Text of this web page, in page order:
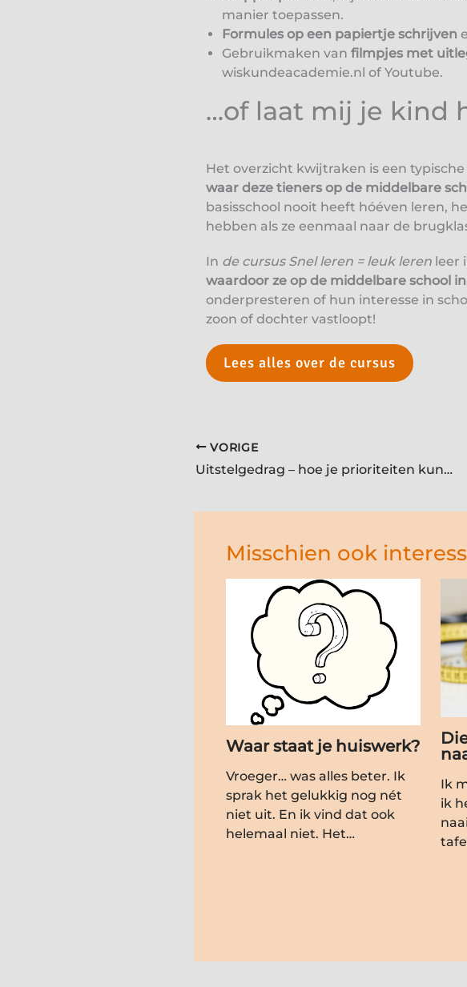
manier toepassen.
Formules op een papiertje schrijven
Gebruikmaken van filmpjes met
wiskundeacademie.nl of Youtube.
…of laat mij je kind
Het overzicht kwijtraken is een
waar deze tieners op de middelbare
basisschool nooit heeft hóéven leren,
hebben als ze eenmaal naar de
In de cursus Snel leren = leuk leren leer
waardoor ze op de middelbare school
onderpresteren of hun interesse in
zoon of dochter vastloopt!
Lees alles over de cursus
VORIGE
Uitstelgedrag – hoe je prioriteiten kun stellen
Misschien ook
Waar staat je huiswerk?
Vroeger… was alles beter. Ik
sprak het gelukkig nog nét
niet uit. En ik vind dat ook
helemaal niet. Het…
Ik
ik